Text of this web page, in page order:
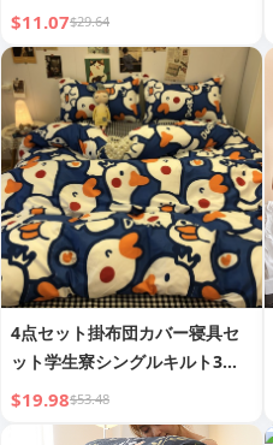
具セット掛布団カバー枕カバー
工場直販ドロップシッピング卸
売
$11.07$29.64
4点セット掛布団カバー寝具セ
ット学生寮シングルキルト3点
セット掛布団カバーシーツ
$19.98$53.48